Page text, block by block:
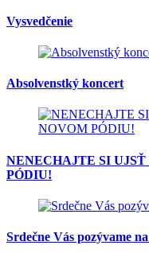
Vysvedčenie
Absolvenstký koncert
NENECHAJTE SI
PÓDIU!
Srdečne Vás pozývame